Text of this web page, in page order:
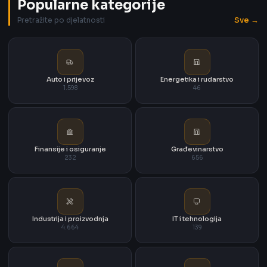
Popularne kategorije
Pretražite po djelatnosti Sve →
Auto i prijevoz
1.598
Energetika i rudarstvo
46
Finansije i osiguranje
232
Građevinarstvo
656
Industrija i proizvodnja
4.664
IT i tehnologija
139